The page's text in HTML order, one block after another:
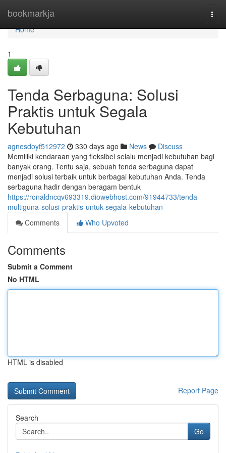
bookmarkja
Home
Home
1
Tenda Serbaguna: Solusi
Praktis untuk Segala
Kebutuhan
agnesdoyf512972 330 days ago News
Discuss
Memiliki kendaraan yang fleksibel selalu menjadi kebutuhan bagi
banyak orang. Tentu saja, sebuah tenda serbaguna dapat
menjadi solusi terbaik untuk berbagai kebutuhan Anda. Tenda
serbaguna hadir dengan beragam bentuk
https://ronaldncqv693319.diowebhost.com/91944733/tenda-
multiguna-solusi-praktis-untuk-segala-kebutuhan
Comments
Who Upvoted
Comments
Submit a Comment
No HTML
HTML is disabled
Report Page
Search
Go